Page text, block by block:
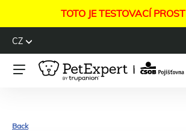
TOTO JE TESTOVACÍ
CZ
Back